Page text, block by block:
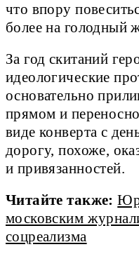
что впору
более на голодный
За год скитаний
идеологические
основательно
прямом и
виде конверта с
дорогу, похоже,
и привязанностей.
Читайте также:
московским
соцреализма